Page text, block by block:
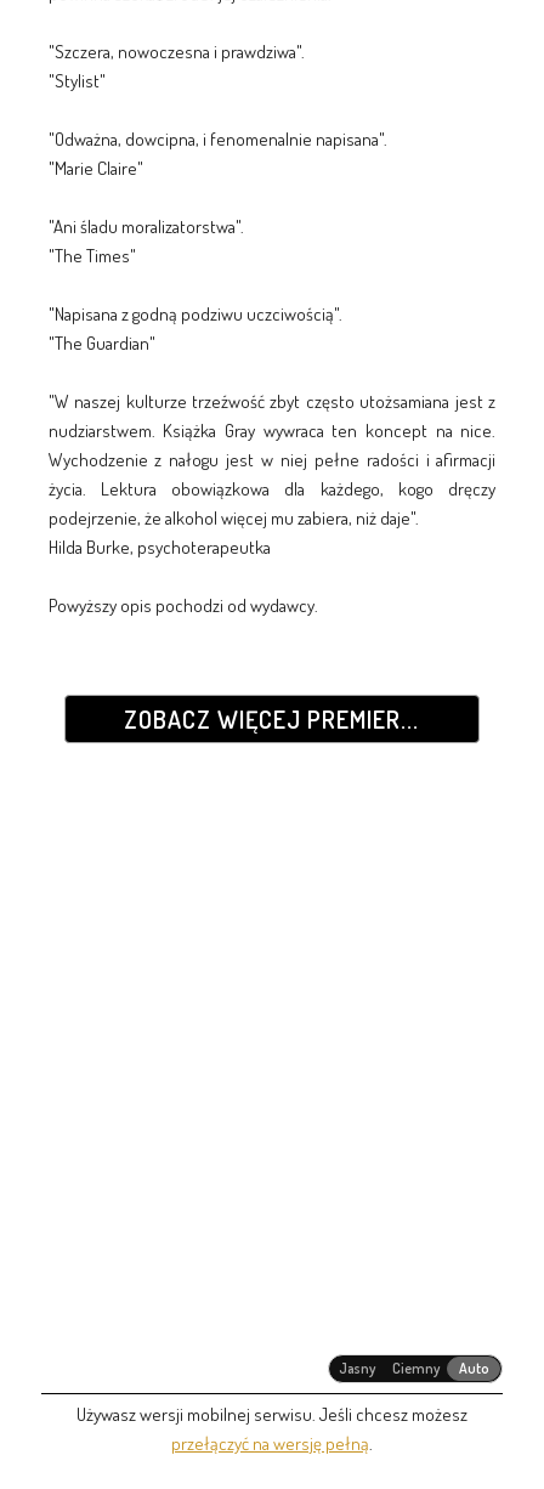
"Szczera, nowoczesna i prawdziwa".
"Stylist"
"Odważna, dowcipna, i fenomenalnie napisana".
"Marie Claire"
"Ani śladu moralizatorstwa".
"The Times"
"Napisana z godną podziwu uczciwością".
"The Guardian"
"W naszej kulturze trzeźwość zbyt często utożsamiana jest z
nudziarstwem. Książka Gray wywraca ten koncept na nice.
Wychodzenie z nałogu jest w niej pełne radości i afirmacji
życia. Lektura obowiązkowa dla każdego, kogo dręczy
podejrzenie, że alkohol więcej mu zabiera, niż daje".
Hilda Burke, psychoterapeutka
Powyższy opis pochodzi od wydawcy.
ZOBACZ WIĘCEJ PREMIER...
Jasny Ciemny Auto
Używasz wersji mobilnej serwisu. Jeśli chcesz możesz
przełączyć na wersję pełną